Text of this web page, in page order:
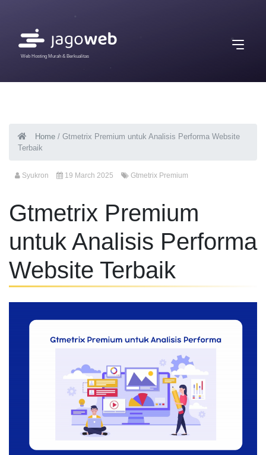
Web Hosting Murah & Berkualitas
Home / Gtmetrix Premium untuk Analisis Performa Website
Terbaik
Syukron 19 March 2025 Gtmetrix Premium
Gtmetrix Premium
untuk Analisis Performa
Website Terbaik